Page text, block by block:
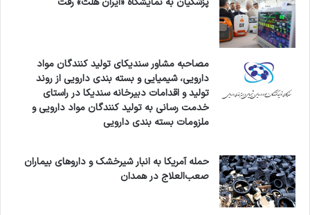
مصاحبه مشاور سندیکای تولید کنندگان مواد
دارویی، شیمیایی و بسته بندی دارویی از روند
تولید و اقدامات دبیرخانه سندیکا در راستای
خدمت رسانی به تولید کنندگان مواد دارویی و
ملزومات بسته بندی دارویی
حمله آمریکا به انبار شیرخشک و داروهای بیماران
صعب‌العلاج در همدان